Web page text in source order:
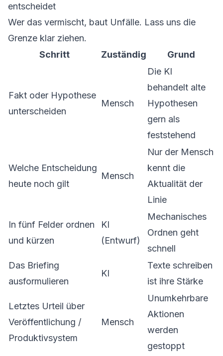
entscheidet
Wer das vermischt, baut Unfälle. Lass uns die
Grenze klar ziehen.
Schritt
Zuständig Grund
Fakt oder Hypothese
unterscheiden
Mensch
Die KI
behandelt alte
Hypothesen
gern als
feststehend
Welche Entscheidung
heute noch gilt
Mensch
Nur der Mensch
kennt die
Aktualität der
Linie
In fünf Felder ordnen
und kürzen
KI
(Entwurf)
Mechanisches
Ordnen geht
schnell
Das Briefing
ausformulieren
KI
Texte schreiben
ist ihre Stärke
Letztes Urteil über
Veröffentlichung /
Produktivsystem
Mensch
Unumkehrbare
Aktionen
werden
gestoppt